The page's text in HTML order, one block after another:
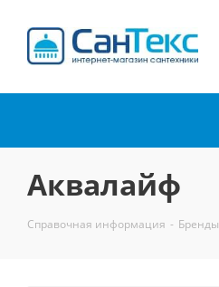
Аквалайф
Справочная информация - Бренды